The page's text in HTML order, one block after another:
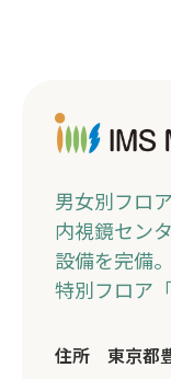
男女別フロ
内視鏡セン
設備を完備。
特別フロア
住所 東京都